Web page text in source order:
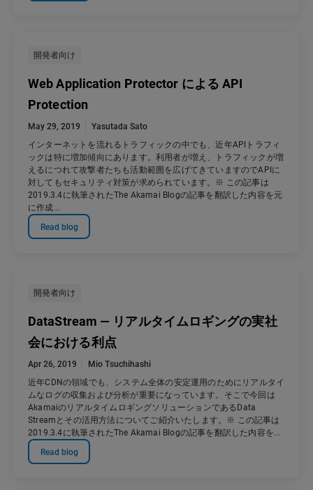
開発者向け
Web Application Protector による API
Protection
May 29, 2019
Yasutada Sato
インターネットを流れるトラフィックの中でも、近年APIトラフィ
ックは特に増加傾向にあります。利用者が増え、トラフィックが増
えるにつれて攻撃者たちも活動範囲を広げてきていますのでAPIに
対してもセキュリティ対策が求められています。※ この記事は
2019.3.4に執筆されたThe Akamai Blogの記事を翻訳した内容を元
に作成...
Read blog
開発者向け
DataStream — リアルタイムロギングの実社
会における利点
Apr 26, 2019
Mio Tsuchihashi
近年CDNの領域でも、システム全体の安定運用のためにリアルタイ
ムなログの収集および分析が重要になっています。そこで今回は
AkamaiのリアルタイムロギングソリューションであるData
Streamとその活用方法についてご紹介いたします。※ この記事は
2019.3.4に執筆されたThe Akamai Blogの記事を翻訳した内容を...
Read blog